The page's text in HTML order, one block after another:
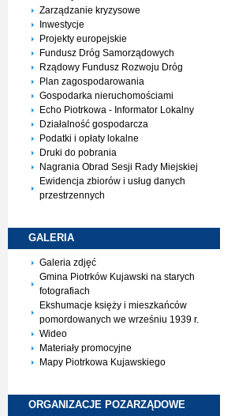
Zarządzanie kryzysowe
Inwestycje
Projekty europejskie
Fundusz Dróg Samorządowych
Rządowy Fundusz Rozwoju Dróg
Plan zagospodarowania
Gospodarka nieruchomościami
Echo Piotrkowa - Informator Lokalny
Działalność gospodarcza
Podatki i opłaty lokalne
Druki do pobrania
Nagrania Obrad Sesji Rady Miejskiej
Ewidencja zbiorów i usług danych
przestrzennych
GALERIA
Galeria zdjęć
Gmina Piotrków Kujawski na starych
fotografiach
Ekshumacje księży i mieszkańców
pomordowanych we wrześniu 1939 r.
Wideo
Materiały promocyjne
Mapy Piotrkowa Kujawskiego
ORGANIZACJE POZARZĄDOWE